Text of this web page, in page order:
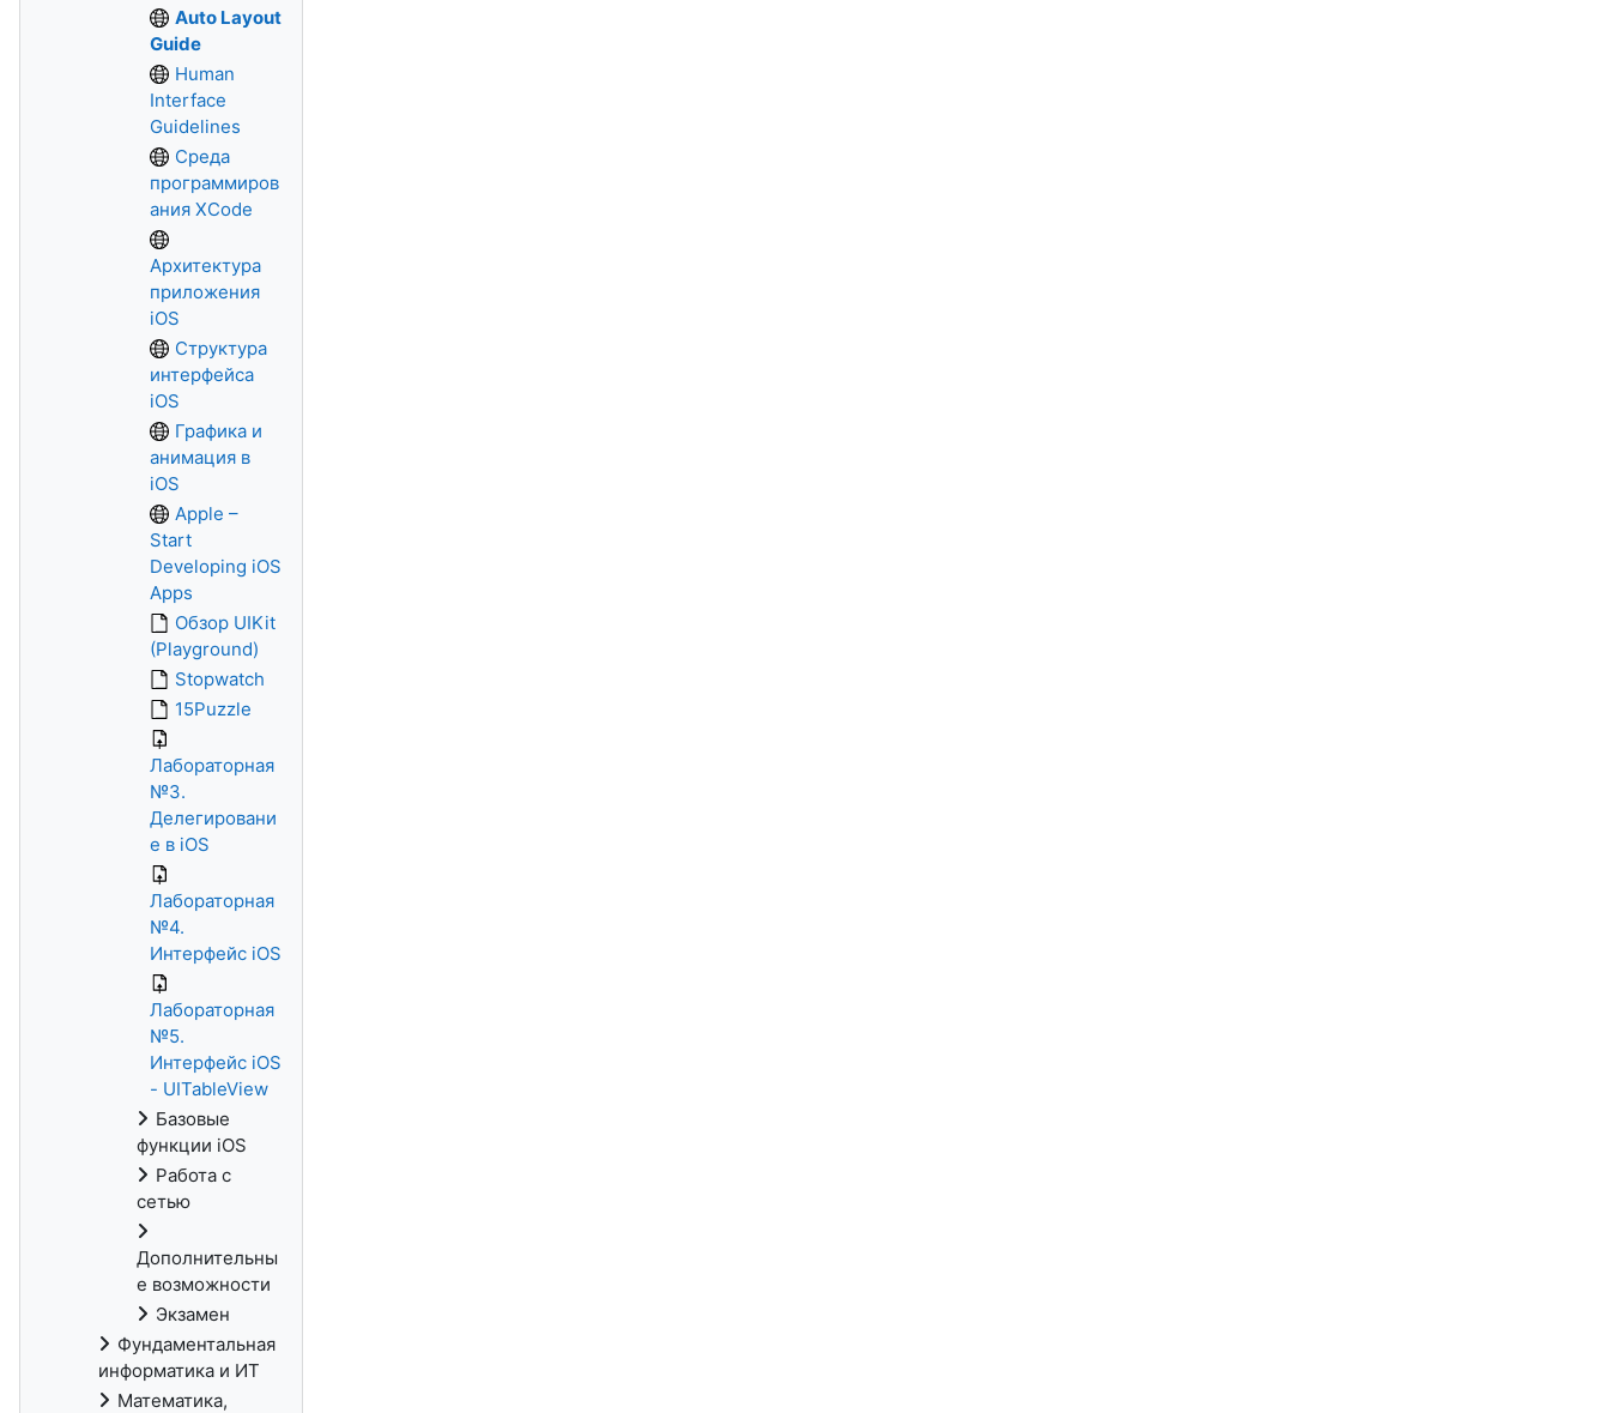
Auto Layout
Guide
Human
Interface
Guidelines
Среда
программиров
ания XCode
Архитектура
приложения
iOS
Структура
интерфейса
iOS
Графика и
анимация в
iOS
Apple –
Start
Developing iOS
Apps
Обзор UIKit
(Playground)
Stopwatch
15Puzzle
Лабораторная
№3.
Делегировани
е в iOS
Лабораторная
№4.
Интерфейс iOS
Лабораторная
№5.
Интерфейс iOS
- UITableView
Базовые
функции iOS
Работа с
сетью
Дополнительны
е возможности
Экзамен
Фундаментальная
информатика и ИТ
Математика,